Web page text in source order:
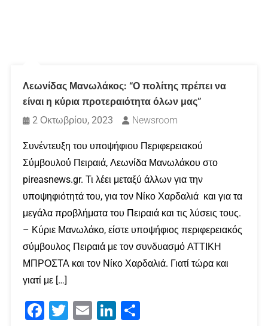
Λεωνίδας Μανωλάκος: “Ο πολίτης πρέπει να
είναι η κύρια προτεραιότητα όλων μας”
2 Οκτωβρίου, 2023
Newsroom
Συνέντευξη του υποψήφιου Περιφερειακού
Σύμβουλού Πειραιά, Λεωνίδα Μανωλάκου στο
pireasnews.gr. Τι λέει μεταξύ άλλων για την
υποψηφιότητά του, για τον Νίκο Χαρδαλιά και για τα
μεγάλα προβλήματα του Πειραιά και τις λύσεις τους.
– Κύριε Μανωλάκο, είστε υποψήφιος περιφερειακός
σύμβουλος Πειραιά με τον συνδυασμό ΑΤΤΙΚΗ
ΜΠΡΟΣΤΑ και τον Νίκο Χαρδαλιά. Γιατί τώρα και
γιατί με […]
Facebook
Twitter Email LinkedIn